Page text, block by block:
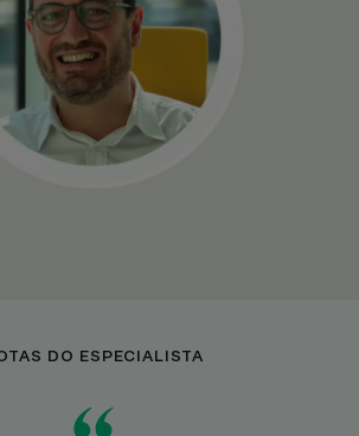
DO ESPECIALISTA